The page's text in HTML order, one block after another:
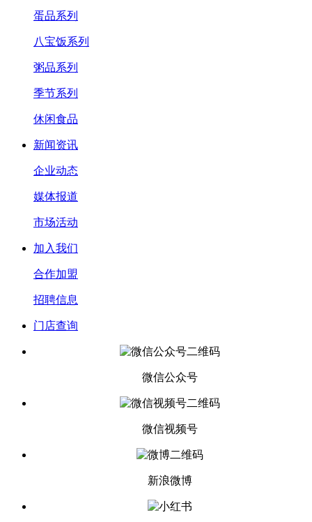
蛋品系列
八宝饭系列
粥品系列
季节系列
休闲食品
新闻资讯
企业动态
媒体报道
市场活动
加入我们
合作加盟
招聘信息
门店查询
微信公众号
微信视频号
新浪微博